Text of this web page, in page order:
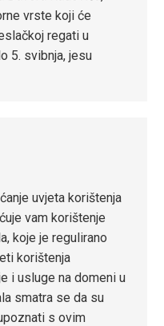
vrste koji će
regati u
5. svibnja, jesu
uvjeta korištenja
vam korištenje
koje je regulirano
korištenja
i usluge na domeni u
smatra se da su
s ovim